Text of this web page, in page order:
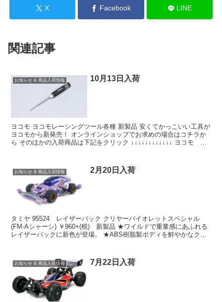
X Facebook LINE
関連記事
お知らせ & 商品入荷情報 10月13日入荷
ヨコモ ヨコモレーシングツール各種 新製品 安くてかっこいい工具が
ヨコモから新発売！ オンラインショップでお求めの場合はコチラか
ら そのほかの入荷商品は下記をクリック ↓↓↓↓↓↓↓↓↓↓↓↓ ヨコモ YT-
お知らせ & 商品入荷情報 2月20日入荷
タミヤ 95524 レイザーバック クリヤーバイオレットスペシャル
(FM-Aシャーシ) ￥960+(税) 新製品 ★ワイルドで重量感にあふれる
レイザーバックに新色が登場。 ★ABS樹脂製ボディを鮮やかなクリ
お知らせ & 商品入荷情報 7月22日入荷